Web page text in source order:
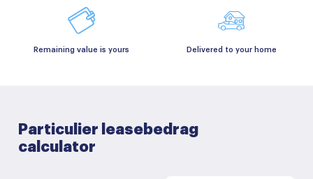
Remaining value is yours Delivered to your home
Particulier leasebedrag
calculator